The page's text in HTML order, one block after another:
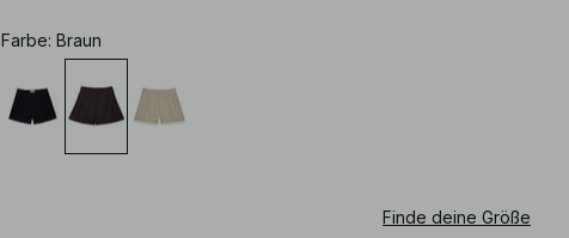
Farbe: Braun
Finde deine Größe